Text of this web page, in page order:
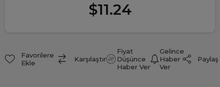
$11.24
Favorilere
Ekle
Karşılaştır
Fiyat
Düşünce
Haber Ver
Gelince
Haber
Ver
Paylaş